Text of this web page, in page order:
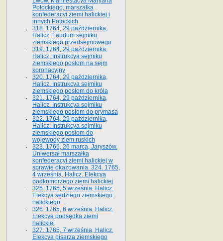
Potockiego, marszałka
konfederacyi ziemi halickiej i
innych Potockich
318. 1764, 29 października,
Halicz. Laudum sejmiku
ziemskiego przedsejmowego
319. 1764, 29 października,
Halicz. Instrukcya sejmiku
ziemskiego posłom na sejm
koronacyjny
320. 1764, 29 października,
Halicz. Instrukcya sejmiku
ziemskiego posłom do króla
321. 1764, 29 października,
Halicz. Instrukcya sejmiku
ziemskiego posłom do prymasa
322. 1764, 29 października,
Halicz. Instrukcya sejmiku
ziemskiego posłom do
wojewody ziem ruskich
323. 1765, 26 marca, Jaryszów.
Uniwersał marszałka
konfederacyi ziemi halickiej w
sprawie okazowania. 324. 1765,
4 września, Halicz. Elekcya
podkomorzego ziemi halickiej
325. 1765, 5 września, Halicz.
Elekcya sędziego ziemskiego
halickiego
326. 1765, 6 września, Halicz.
Elekcya podsędka ziemi
halickiej
327. 1765, 7 września, Halicz.
Elekcya pisarza ziemskiego